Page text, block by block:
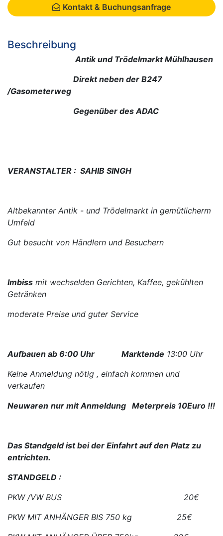
Kontakt & Buchungsanfrage
Beschreibung
Antik und Trödelmarkt Mühlhausen
Direkt neben der B247
/Gasometerweg
Gegenüber des ADAC
VERANSTALTER : SAHIB SINGH
Altbekannter Antik - und Trödelmarkt in gemütlicherm
Umfeld
Gut besucht von Händlern und Besuchern
Imbiss mit wechselden Gerichten, Kaffee, gekühlten
Getränken
moderate Preise und guter Service
Aufbauen ab 6:00 Uhr Marktende 13:00 Uhr
Keine Anmeldung nötig , einfach kommen und
verkaufen
Neuwaren nur mit Anmeldung Meterpreis 10Euro !!!
Das Standgeld ist bei der Einfahrt auf den Platz zu
entrichten.
STANDGELD :
PKW /VW BUS 20€
PKW MIT ANHÄNGER BIS 750 kg 25€